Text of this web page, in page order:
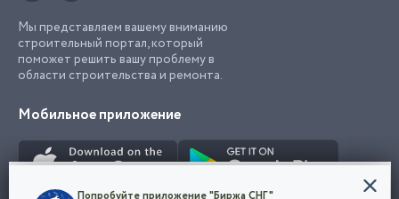
Мы представляем вашему вниманию
строительный портал, который
поможет решить вашу проблему в
области строительства и ремонта.
Мобильное приложение
Конфиденциальность